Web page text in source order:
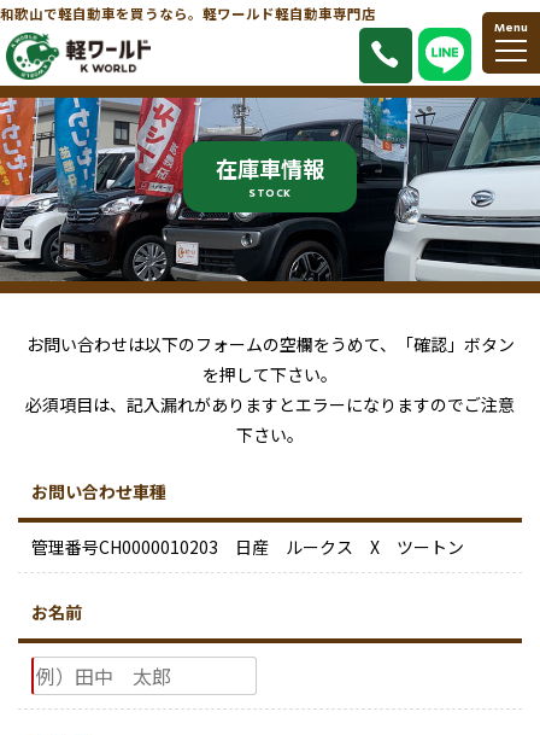
和歌山で軽自動車を買うなら。軽ワールド軽自動車専門店
Menu
在庫車情報
STOCK
お問い合わせは以下のフォームの空欄をうめて、「確認」ボタン
を押して下さい。
必須項目は、記入漏れがありますとエラーになりますのでご注意
下さい。
お問い合わせ車種
管理番号CH0000010203 日産 ルークス X ツートン
お名前